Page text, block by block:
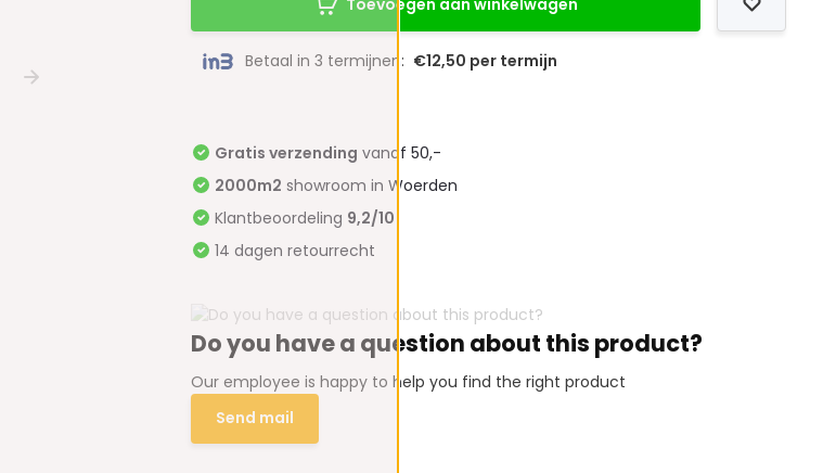
Toevoegen aan winkelwagen
Betaal in 3 termijnen: €12,50 per termijn
Gratis verzending vanaf 50,-
2000m2 showroom in Woerden
Klantbeoordeling 9,2/10
14 dagen retourrecht
Do you have a question about this product?
Our employee is happy to help you find the right product
Send mail